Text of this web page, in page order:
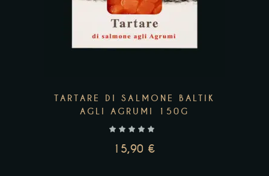
Add to wishlist
TARTARE DI SALMONE BALTIK
AGLI AGRUMI 150G
15,90 €